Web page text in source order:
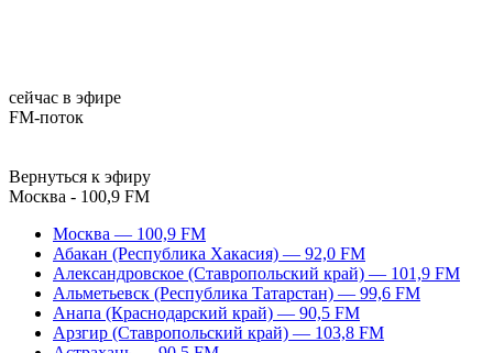
сейчас в эфире
FM-поток
Вернуться к эфиру
Москва - 100,9 FM
Москва — 100,9 FM
Абакан (Республика Хакасия) — 92,0 FM
Александровское (Ставропольский край) — 101,9 FM
Альметьевск (Республика Татарстан) — 99,6 FM
Анапа (Краснодарский край) — 90,5 FM
Арзгир (Ставропольский край) — 103,8 FM